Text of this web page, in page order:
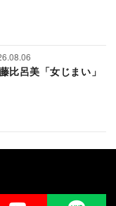
比呂美「女じまい」